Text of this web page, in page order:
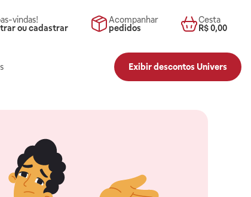
vindas!
ou cadastrar
Acompanhar
pedidos
Cesta
R$ 0,00
Exibir descontos Univers